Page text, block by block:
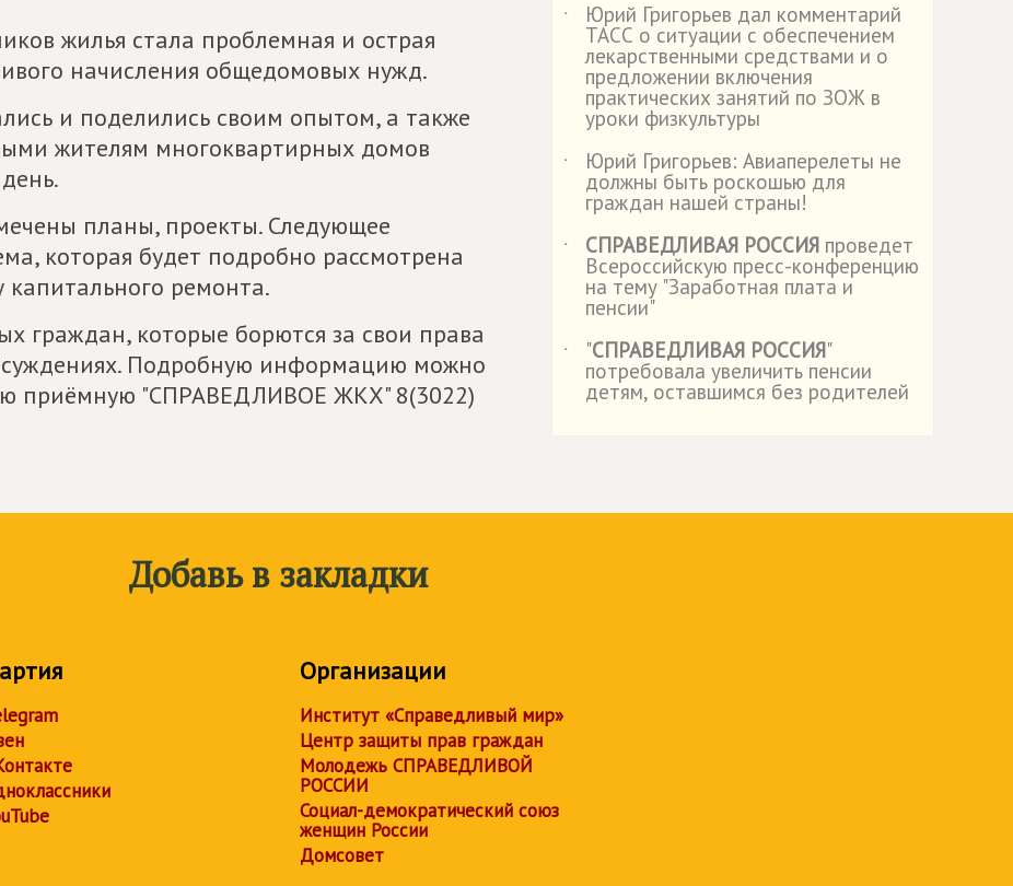
жилья стала проблемная и острая
начисления общедомовых нужд.
и поделились своим опытом, а также
жителям многоквартирных домов
планы, проекты. Следующее
которая будет подробно рассмотрена
капитального ремонта.
граждан, которые борются за свои права
Подробную информацию можно
приёмную "СПРАВЕДЛИВОЕ ЖКХ" 8(3022)
˙
Юрий Григорьев дал комментарий
ТАСС о ситуации с обеспечением
лекарственными средствами и о
предложении включения
практических занятий по ЗОЖ в
уроки физкультуры
˙
Юрий Григорьев: Авиаперелеты не
должны быть роскошью для
граждан нашей страны!
˙
СПРАВЕДЛИВАЯ РОССИЯ проведет
Всероссийскую пресс-конференцию
на тему "Заработная плата и
пенсии"
˙
"СПРАВЕДЛИВАЯ РОССИЯ"
потребовала увеличить пенсии
детям, оставшимся без родителей
Добавь в закладки
Организации
Институт «Справедливый мир»
Центр защиты прав граждан
Молодежь СПРАВЕДЛИВОЙ
РОССИИ
Социал-демократический союз
женщин России
Домсовет